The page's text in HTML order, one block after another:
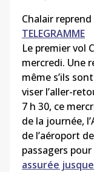
Chalair
TELEGRAMME
Le premier vol
mercredi. Une
même s’ils
viser l’aller-
7 h 30, ce
de la journée,
de l’aéroport
passagers pour
assurée